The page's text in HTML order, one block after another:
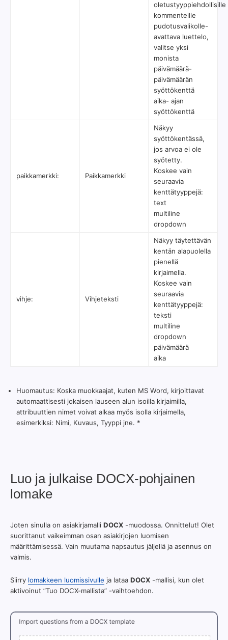
oletustyyppiehdollisille
kommenteille
pudotusvalikolle-
avattava luettelo,
valitse yksi
monista
päivämäärä-
päivämäärän
syöttökenttä
aika- ajan
syöttökenttä
paikkamerkki: Paikkamerkki
Näkyy
syöttökentässä,
jos arvoa ei ole
syötetty.
Koskee vain
seuraavia
kenttätyyppejä:
text
multiline
dropdown
vihje: Vihjeteksti
Näkyy täytettävän
kentän alapuolella
pienellä
kirjaimella.
Koskee vain
seuraavia
kenttätyyppejä:
teksti
multiline
dropdown
päivämäärä
aika
Huomautus: Koska muokkaajat, kuten MS Word, kirjoittavat
automaattisesti jokaisen lauseen alun isoilla kirjaimilla,
attribuuttien nimet voivat alkaa myös isolla kirjaimella,
esimerkiksi: Nimi, Kuvaus, Tyyppi jne. *
Luo ja julkaise DOCX-pohjainen
lomake
Joten sinulla on asiakirjamalli DOCX -muodossa. Onnittelut! Olet
suorittanut vaikeimman osan asiakirjojen luomisen
määrittämisessä. Vain muutama napsautus jäljellä ja asennus on
valmis.
Siirry lomakkeen luomissivulle ja lataa DOCX -mallisi, kun olet
aktivoinut ”Tuo DOCX-mallista” -vaihtoehdon.